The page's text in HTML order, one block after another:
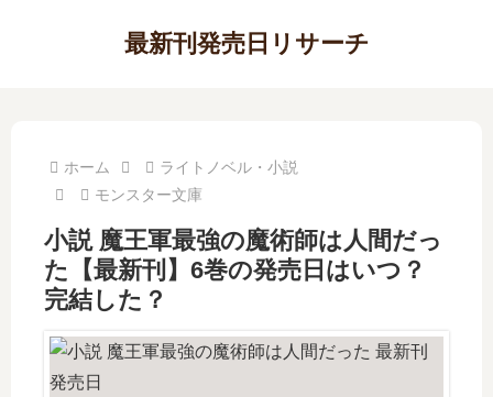
最新刊発売日リサーチ
ホーム
ライトノベル・小説
モンスター文庫
小説 魔王軍最強の魔術師は人間だっ
た【最新刊】6巻の発売日はいつ？
完結した？